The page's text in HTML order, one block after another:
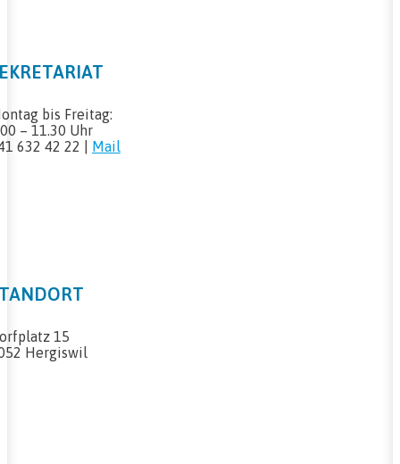
bis Freitag:
– 11.30 Uhr
632 42 22 | Mail
15
Hergiswil